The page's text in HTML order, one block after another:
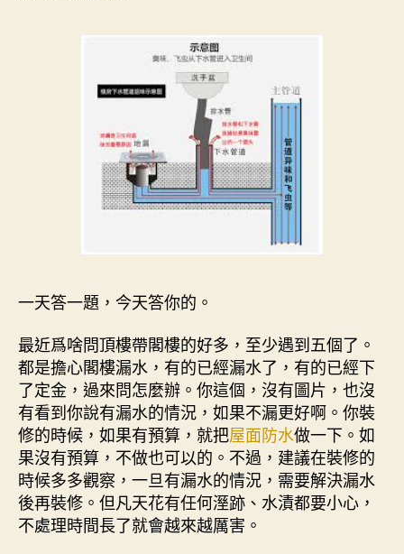
一天答一題，今天答你的。
最近爲啥問頂樓帶閣樓的好多，至少遇到五個了。
都是擔心閣樓漏水，有的已經漏水了，有的已經下
了定金，過來問怎麼辦。你這個，沒有圖片，也沒
有看到你說有漏水的情況，如果不漏更好啊。你裝
修的時候，如果有預算，就把屋面防水做一下。如
果沒有預算，不做也可以的。不過，建議在裝修的
時候多多觀察，一旦有漏水的情況，需要解決漏水
後再裝修。但凡天花有任何溼跡、水漬都要小心，
不處理時間長了就會越來越厲害。